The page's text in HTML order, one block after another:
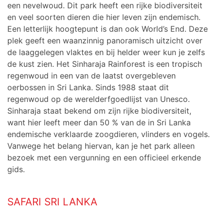
een nevelwoud. Dit park heeft een rijke biodiversiteit
en veel soorten dieren die hier leven zijn endemisch.
Een letterlijk hoogtepunt is dan ook World’s End. Deze
plek geeft een waanzinnig panoramisch uitzicht over
de laaggelegen vlaktes en bij helder weer kun je zelfs
de kust zien. Het Sinharaja Rainforest is een tropisch
regenwoud in een van de laatst overgebleven
oerbossen in Sri Lanka. Sinds 1988 staat dit
regenwoud op de werelderfgoedlijst van Unesco.
Sinharaja staat bekend om zijn rijke biodiversiteit,
want hier leeft meer dan 50 % van de in Sri Lanka
endemische verklaarde zoogdieren, vlinders en vogels.
Vanwege het belang hiervan, kan je het park alleen
bezoek met een vergunning en een officieel erkende
gids.
SAFARI SRI LANKA